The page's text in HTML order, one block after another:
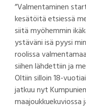
”Valmentaminen
kesätöitä etsiessä
siitä myöhemmin
ystäväni isä pyysi
roolissa
siihen lähdettiin ja
Oltiin silloin 18-
jatkuu nyt
maajoukkuekuviossa